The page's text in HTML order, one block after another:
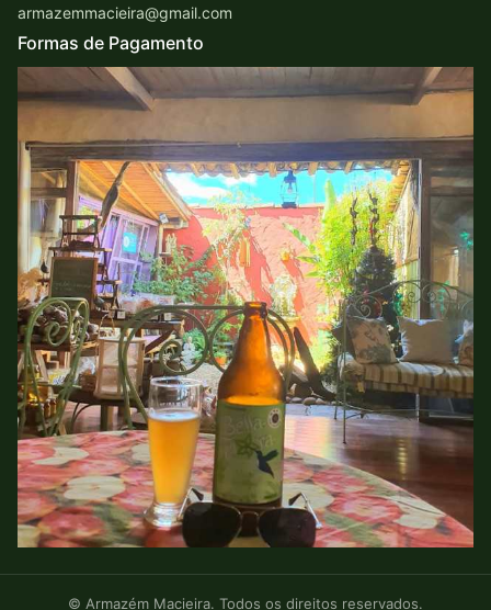
armazemmacieira@gmail.com
Formas de Pagamento
© Armazém Macieira. Todos os direitos reservados.